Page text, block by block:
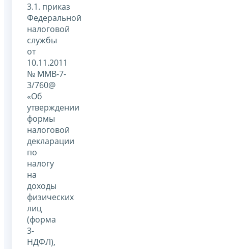
3.1. приказ
Федеральной
налоговой
службы
от
10.11.2011
№ ММВ-7-
3/760@
«Об
утверждении
формы
налоговой
декларации
по
налогу
на
доходы
физических
лиц
(форма
3-
НДФЛ),